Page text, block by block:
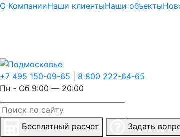
О КомпанииНаши клиентыНаши объекты
+7 495 150-09-65
8 800 222-64-65
Пн - Сб 9:00 — 20:00
Бесплатный расчет
Задать